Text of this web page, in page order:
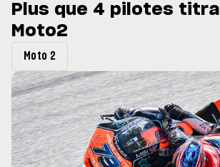
droite à Madrid
Bretagne
Plus que 4 pilotes
Moto2
Moto 2